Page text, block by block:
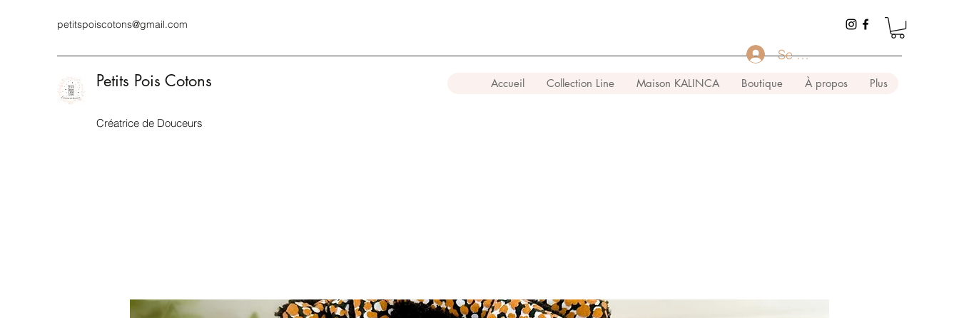
petitspoiscotons@gmail.com
Petits Pois Cotons
Créatrice de Douceurs
Accueil Collection Line Maison KALINCA Boutique À propos Plus
Se connecter